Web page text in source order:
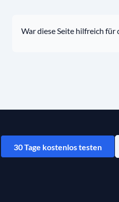
War diese Seite hilfreich für
30 Tage kostenlos testen